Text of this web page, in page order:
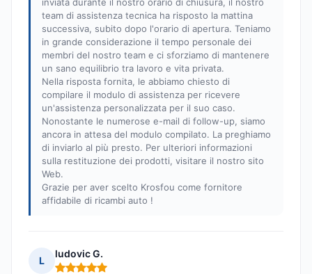
team di assistenza tecnica ha risposto la mattina
successiva, subito dopo l'orario di apertura. Teniamo
in grande considerazione il tempo personale dei
membri del nostro team e ci sforziamo di mantenere
un sano equilibrio tra lavoro e vita privata.
Nella risposta fornita, le abbiamo chiesto di
compilare il modulo di assistenza per ricevere
un'assistenza personalizzata per il suo caso.
Nonostante le numerose e-mail di follow-up, siamo
ancora in attesa del modulo compilato. La preghiamo
di inviarlo al più presto. Per ulteriori informazioni
sulla restituzione dei prodotti, visitare il nostro sito
Web.
Grazie per aver scelto Krosfou come fornitore
affidabile di ricambi auto !
L
ludovic G.